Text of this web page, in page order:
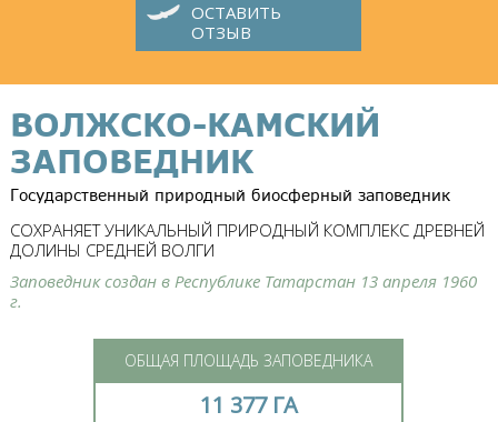
ОСТАВИТЬ
ОТЗЫВ
ВОЛЖСКО-КАМСКИЙ
ЗАПОВЕДНИК
Государственный природный биосферный заповедник
СОХРАНЯЕТ УНИКАЛЬНЫЙ ПРИРОДНЫЙ КОМПЛЕКС ДРЕВНЕЙ
ДОЛИНЫ СРЕДНЕЙ ВОЛГИ
Заповедник создан в Республике Татарстан 13 апреля 1960
г.
ОБЩАЯ ПЛОЩАДЬ ЗАПОВЕДНИКА
11 377 ГА